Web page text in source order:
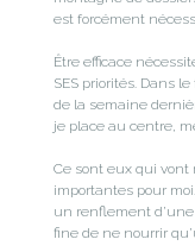
est forcément
Être efficace
SES priorités. Dans
de la semaine
je place au centre,
Ce sont eux qui vont
importantes pour
un renflement
fine de ne nourrir